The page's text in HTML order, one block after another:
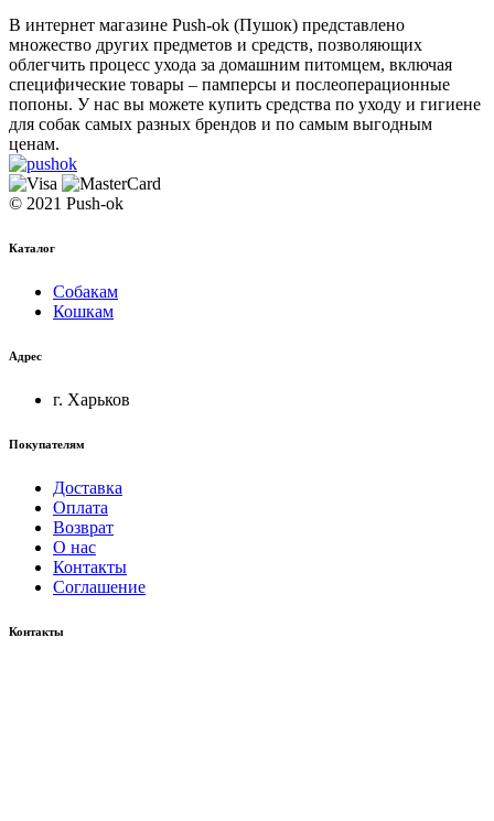
В интернет магазине Push-ok (Пушок) представлено
множество других предметов и средств, позволяющих
облегчить процесс ухода за домашним питомцем, включая
специфические товары – памперсы и послеоперационные
попоны. У нас вы можете купить средства по уходу и гигиене
для собак самых разных брендов и по самым выгодным
ценам.
© 2021 Push-ok
Каталог
Собакам
Кошкам
Адрес
г. Харьков
Покупателям
Доставка
Оплата
Возврат
О нас
Контакты
Соглашение
Контакты